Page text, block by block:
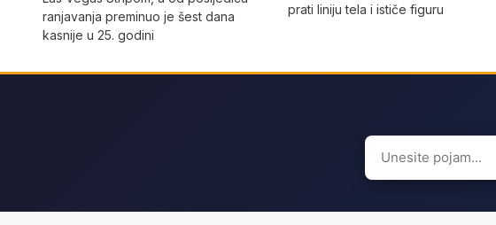
ranjavanja preminuo je šest dana
kasnije u 25. godini
prati liniju tela i ističe figuru
Search
for: